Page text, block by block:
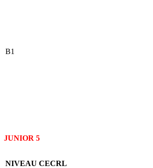
B1
JUNIOR 5
NIVEAU CECRL